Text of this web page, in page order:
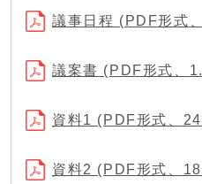
議事日程 (PDF形式
議案書 (PDF形式、
資料1 (PDF形式、
資料2 (PDF形式、